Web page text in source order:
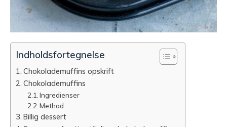
Indholdsfortegnelse
Chokolademuffins opskrift
Chokolademuffins
Ingredienser
Method
Billig dessert